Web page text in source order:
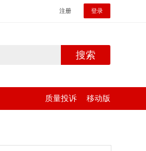
注册 登录
搜索
质量投诉 移动版